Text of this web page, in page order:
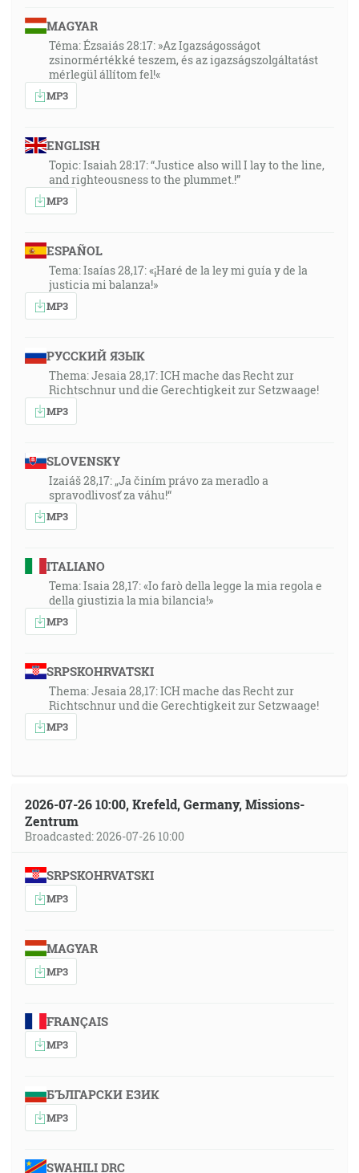
MAGYAR
Téma: Ézsaiás 28:17: »Az Igazságosságot
zsinormértékké teszem, és az igazságszolgáltatást
mérlegül állítom fel!«
MP3
ENGLISH
Topic: Isaiah 28:17: “Justice also will I lay to the line,
and righteousness to the plummet.!”
MP3
ESPAÑOL
Tema: Isaías 28,17: «¡Haré de la ley mi guía y de la
justicia mi balanza!»
MP3
РУССКИЙ ЯЗЫК
Thema: Jesaia 28,17: ICH mache das Recht zur
Richtschnur und die Gerechtigkeit zur Setzwaage!
MP3
SLOVENSKY
Izaiáš 28,17: „Ja činím právo za meradlo a
spravodlivosť za váhu!“
MP3
ITALIANO
Tema: Isaia 28,17: «Io farò della legge la mia regola e
della giustizia la mia bilancia!»
MP3
SRPSKOHRVATSKI
Thema: Jesaia 28,17: ICH mache das Recht zur
Richtschnur und die Gerechtigkeit zur Setzwaage!
MP3
2026-07-26 10:00, Krefeld, Germany, Missions-
Zentrum
Broadcasted: 2026-07-26 10:00
SRPSKOHRVATSKI
MP3
MAGYAR
MP3
FRANÇAIS
MP3
БЪЛГАРСКИ ЕЗИК
MP3
SWAHILI DRC